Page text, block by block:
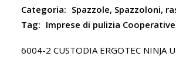
Categoria: Spazzole, Spazzoloni,
Tag: Imprese di pulizia
6004-2 CUSTODIA ERGOTEC NINJA